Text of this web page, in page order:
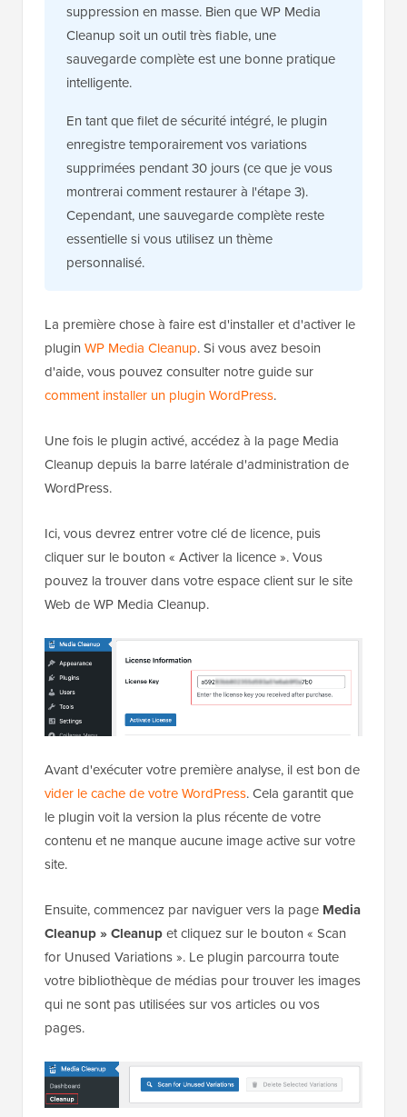
suppression en masse. Bien que WP Media
Cleanup soit un outil très fiable, une
sauvegarde complète est une bonne pratique
intelligente.
En tant que filet de sécurité intégré, le plugin
enregistre temporairement vos variations
supprimées pendant 30 jours (ce que je vous
montrerai comment restaurer à l'étape 3).
Cependant, une sauvegarde complète reste
essentielle si vous utilisez un thème
personnalisé.
La première chose à faire est d'installer et d'activer le
plugin WP Media Cleanup. Si vous avez besoin
d'aide, vous pouvez consulter notre guide sur
comment installer un plugin WordPress.
Une fois le plugin activé, accédez à la page Media
Cleanup depuis la barre latérale d'administration de
WordPress.
Ici, vous devrez entrer votre clé de licence, puis
cliquer sur le bouton « Activer la licence ». Vous
pouvez la trouver dans votre espace client sur le site
Web de WP Media Cleanup.
Avant d'exécuter votre première analyse, il est bon de
vider le cache de votre WordPress. Cela garantit que
le plugin voit la version la plus récente de votre
contenu et ne manque aucune image active sur votre
site.
Ensuite, commencez par naviguer vers la page Media
Cleanup » Cleanupet cliquez sur le bouton « Scan
for Unused Variations ». Le plugin parcourra toute
votre bibliothèque de médias pour trouver les images
qui ne sont pas utilisées sur vos articles ou vos
pages.